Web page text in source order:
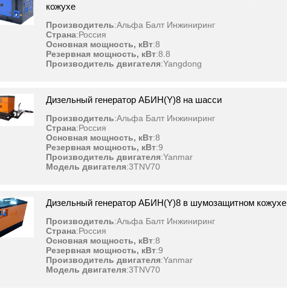
кожухе
Производитель:Альфа Балт Инжиниринг
Страна:Россия
Основная мощность, кВт:8
Резервная мощность, кВт:8.8
Производитель двигателя:Yangdong
Дизельный генератор АБИН(Y)8 на шасси
Производитель:Альфа Балт Инжиниринг
Страна:Россия
Основная мощность, кВт:8
Резервная мощность, кВт:9
Производитель двигателя:Yanmar
Модель двигателя:3TNV70
Дизельный генератор АБИН(Y)8 в шумозащитном кожухе
Производитель:Альфа Балт Инжиниринг
Страна:Россия
Основная мощность, кВт:8
Резервная мощность, кВт:9
Производитель двигателя:Yanmar
Модель двигателя:3TNV70